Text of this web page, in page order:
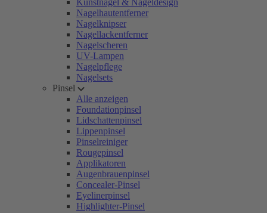
Kunstnägel & Nageldesign
Nagelhautentferner
Nagelknipser
Nagellackentferner
Nagelscheren
UV-Lampen
Nagelpflege
Nagelsets
Pinsel
Alle anzeigen
Foundationpinsel
Lidschattenpinsel
Lippenpinsel
Pinselreiniger
Rougepinsel
Applikatoren
Augenbrauenpinsel
Concealer-Pinsel
Eyelinerpinsel
Highlighter-Pinsel